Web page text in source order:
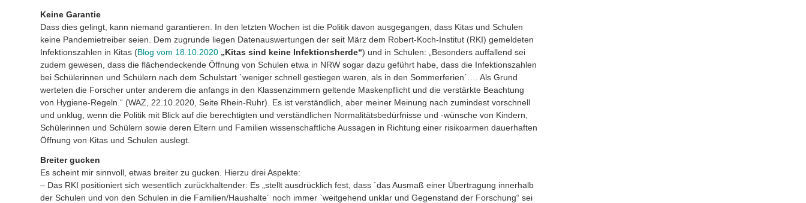
Keine Garantie
Dass dies gelingt, kann niemand garantieren. In den letzten Wochen ist die Politik davon ausgegangen, dass Kitas und Schulen
keine Pandemietreiber seien. Dem zugrunde liegen Datenauswertungen der seit März dem Robert-Koch-Institut (RKI) gemeldeten
Infektionszahlen in Kitas (Blog vom 18.10.2020 „Kitas sind keine Infektionsherde“) und in Schulen: „Besonders auffallend sei
zudem gewesen, dass die flächendeckende Öffnung von Schulen etwa in NRW sogar dazu geführt habe, dass die Infektionszahlen
bei Schülerinnen und Schülern nach dem Schulstart `weniger schnell gestiegen waren, als in den Sommerferien´…. Als Grund
werteten die Forscher unter anderem die anfangs in den Klassenzimmern geltende Maskenpflicht und die verstärkte Beachtung
von Hygiene-Regeln.“ (WAZ, 22.10.2020, Seite Rhein-Ruhr). Es ist verständlich, aber meiner Meinung nach zumindest vorschnell
und unklug, wenn die Politik mit Blick auf die berechtigten und verständlichen Normalitätsbedürfnisse und -wünsche von Kindern,
Schülerinnen und Schülern sowie deren Eltern und Familien wissenschaftliche Aussagen in Richtung einer risikoarmen dauerhaften
Öffnung von Kitas und Schulen auslegt.
Breiter gucken
Es scheint mir sinnvoll, etwas breiter zu gucken. Hierzu drei Aspekte:
– Das RKI positioniert sich wesentlich zurückhaltender: Es „stellt ausdrücklich fest, dass `das Ausmaß einer Übertragung innerhalb
der Schulen und von den Schulen in die Familien/Haushalte´ noch immer `weitgehend unklar und Gegenstand der Forschung“ sei